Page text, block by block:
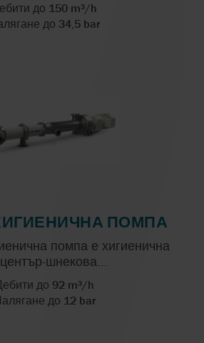
до 150 m³/h
до 34,5 bar
ХИГИЕНИЧНА ПОМПА
помпа е хигиенична
шнекова...
до 92 m³/h
до 12 bar